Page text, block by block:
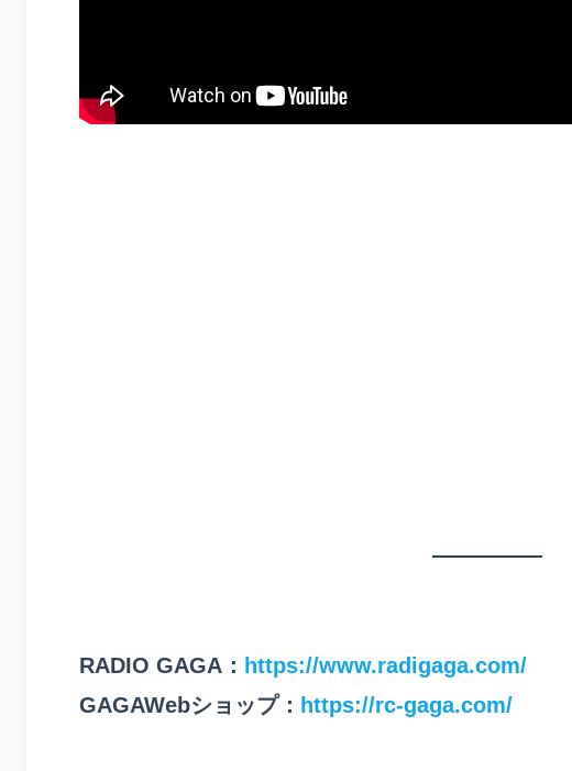
RADIO GAGA： https://www.radigaga.com/
GAGAWebショップ： https://rc-gaga.com/